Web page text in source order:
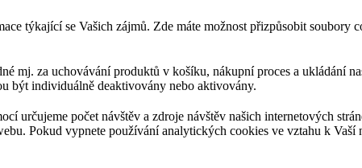
týkající se Vašich zájmů. Zde máte možnost přizpůsobit soubory
mj. za uchovávání produktů v košíku, nákupní proces a ukládání
být individuálně deaktivovány nebo aktivovány.
určujeme počet návštěv a zdroje návštěv našich internetových
Pokud vypnete používání analytických cookies ve vztahu k Vaší